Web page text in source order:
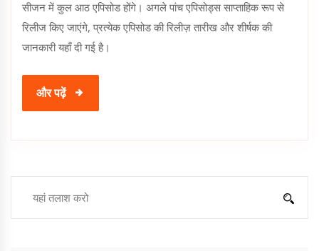
सीजन में कुल आठ एपिसोड होंगे। अगले पांच एपिसोड्स साप्ताहिक रूप से
रिलीज किए जाएंगे, प्रत्येक एपिसोड की रिलीज़ तारीख और शीर्षक की
जानकारी यहाँ दी गई है।
और पढ़ें